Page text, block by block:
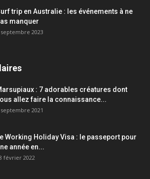
trip en Australie : les événements à ne
manquer
septembre 2023
: 7 adorables créatures dont
allez faire la connaissance...
2021
Working Holiday Visa : le passeport pour
année en...
février 2022